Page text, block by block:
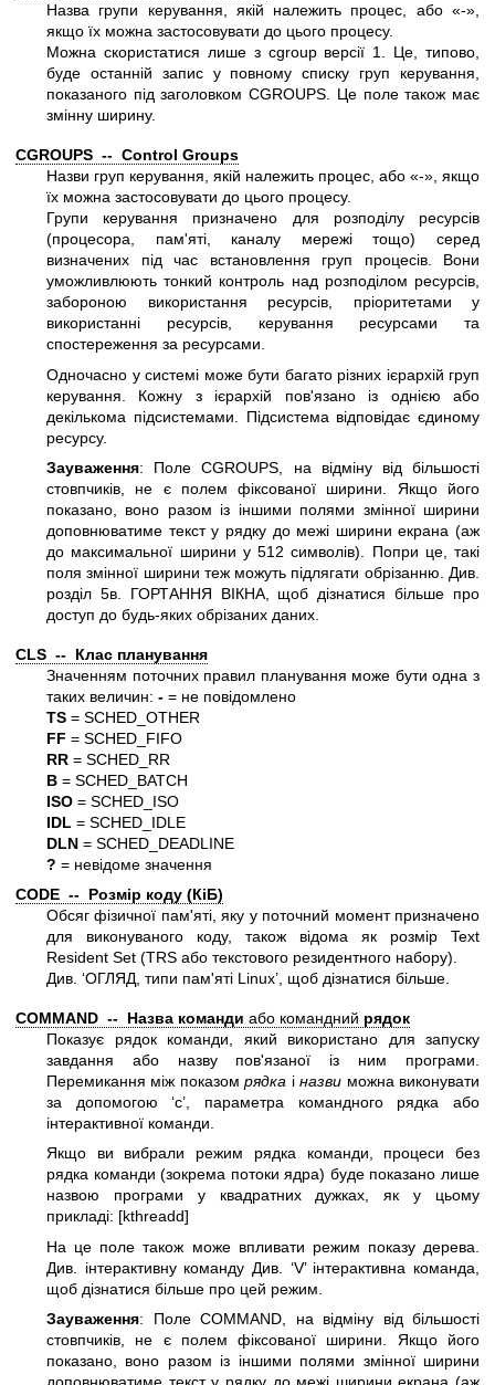
Назва групи керування, якій належить процес, або «-»,
якщо їх можна застосовувати до цього процесу.
Можна скористатися лише з cgroup версії 1. Це, типово,
буде останній запис у повному списку груп керування,
показаного під заголовком CGROUPS. Це поле також має
змінну ширину.
CGROUPS -- Control Groups
Назви груп керування, якій належить процес, або «-», якщо
їх можна застосовувати до цього процесу.
Групи керування призначено для розподілу ресурсів
(процесора, пам'яті, каналу мережі тощо) серед
визначених під час встановлення груп процесів. Вони
уможливлюють тонкий контроль над розподілом ресурсів,
забороною використання ресурсів, пріоритетами у
використанні ресурсів, керування ресурсами та
спостереження за ресурсами.
Одночасно у системі може бути багато різних ієрархій груп
керування. Кожну з ієрархій пов'язано із однією або
декількома підсистемами. Підсистема відповідає єдиному
ресурсу.
Зауваження: Поле CGROUPS, на відміну від більшості
стовпчиків, не є полем фіксованої ширини. Якщо його
показано, воно разом із іншими полями змінної ширини
доповнюватиме текст у рядку до межі ширини екрана (аж
до максимальної ширини у 512 символів). Попри це, такі
поля змінної ширини теж можуть підлягати обрізанню. Див.
розділ 5в. ГОРТАННЯ ВІКНА, щоб дізнатися більше про
доступ до будь-яких обрізаних даних.
CLS -- Клас планування
Значенням поточних правил планування може бути одна з
таких величин: - = не повідомлено
TS = SCHED_OTHER
FF = SCHED_FIFO
RR = SCHED_RR
B = SCHED_BATCH
ISO = SCHED_ISO
IDL = SCHED_IDLE
DLN = SCHED_DEADLINE
? = невідоме значення
CODE -- Розмір коду (КіБ)
Обсяг фізичної пам'яті, яку у поточний момент призначено
для виконуваного коду, також відома як розмір Text
Resident Set (TRS або текстового резидентного набору).
Див. ‘ОГЛЯД, типи пам'яті Linux’, щоб дізнатися більше.
COMMAND -- Назва команди або командний рядок
Показує рядок команди, який використано для запуску
завдання або назву пов'язаної із ним програми.
Перемикання між показомрядка іназви можна виконувати
за допомогою ‘c’, параметра командного рядка або
інтерактивної команди.
Якщо ви вибрали режим рядка команди, процеси без
рядка команди (зокрема потоки ядра) буде показано лише
назвою програми у квадратних дужках, як у цьому
прикладі: [kthreadd]
На це поле також може впливати режим показу дерева.
Див. інтерактивну команду Див. ‘V’ інтерактивна команда,
щоб дізнатися більше про цей режим.
Зауваження: Поле COMMAND, на відміну від більшості
стовпчиків, не є полем фіксованої ширини. Якщо його
показано, воно разом із іншими полями змінної ширини